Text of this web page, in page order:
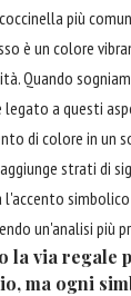
più
è un colore
Quando
legato a questi
di colore in un
strati di
un'analisi più
la via regale
ma ogni